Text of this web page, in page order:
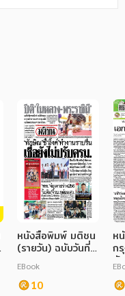
หนังสือพิมพ์ มติชน
(รายวัน) ฉบับวันที่
06 มกราคม 2568
EBook
10
ห
ก
อั
พ.